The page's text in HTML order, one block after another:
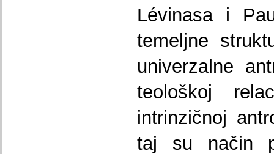
Lévinasa i
temeljne
univerzalne
teološkoj
intrinzičnoj
taj su način